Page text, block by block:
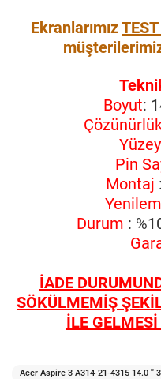
Ekranlarımız
Boyut:
Pin
Montaj
Durum :
İADE
SÖKÜLMEMİŞ
İLE
Acer Aspire 3 A314-21-4315 14.0 ''